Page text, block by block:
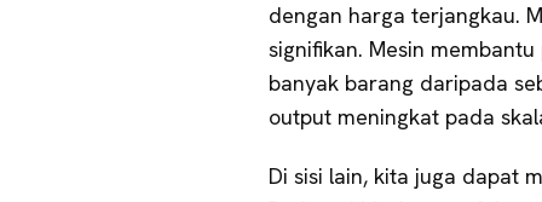
dengan harga terjangkau.
signifikan. Mesin
banyak barang daripada
output meningkat pada
Di sisi lain, kita juga dapat